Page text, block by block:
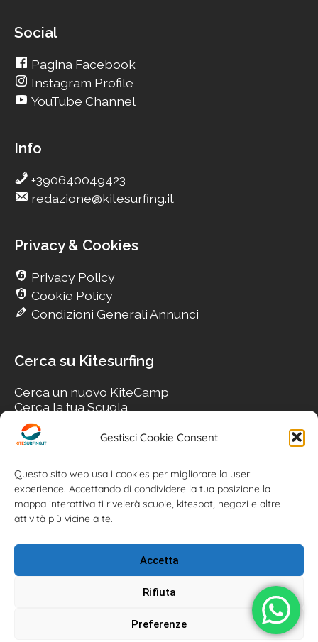
Gestisci Cookie Consent
Questo sito web usa i cookies per migliorare la user
experience. Accettando di condividere la tua posizione la
mappa interattiva ti rivelerà scuole, kitespot, negozi e altre
attività più vicine a te.
Accetta
Rifiuta
Preferenze
Social
Pagina Facebook
Instagram Profile
YouTube Channel
Info
+390640049423
redazione@kitesurfing.it
Privacy & Cookies
Privacy Policy
Cookie Policy
Condizioni Generali Annunci
Cerca su Kitesurfing
Cerca un nuovo KiteCamp
Cerca la tua Scuola
Cerca il tuo KiteSpot
Cerca Accommodation
Cerca il tuo Usato